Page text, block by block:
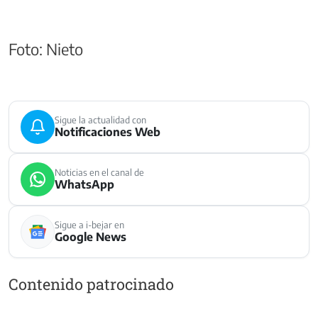
Foto: Nieto
Sigue la actualidad con
Notificaciones Web
Noticias en el canal de
WhatsApp
Sigue a i-bejar en
Google News
Contenido patrocinado